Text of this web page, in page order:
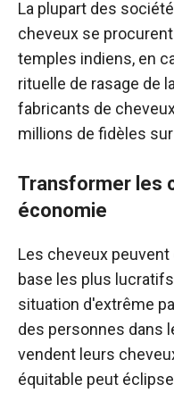
La plupart des
cheveux se
temples indiens, en
rituelle de rasage de
fabricants de
millions de fidèles
Transformer les
économie
Les cheveux
base les plus
situation d'extrême
des personnes dans
vendent leurs
équitable peut